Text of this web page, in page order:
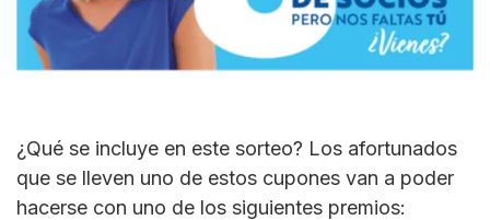
¿Qué se incluye en este sorteo? Los afortunados
que se lleven uno de estos cupones van a poder
hacerse con uno de los siguientes premios: